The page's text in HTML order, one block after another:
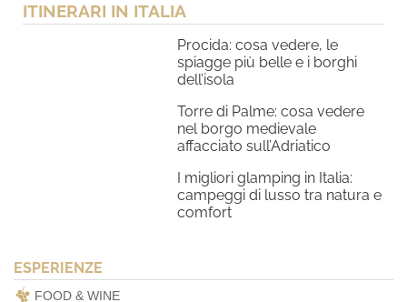
ITINERARI IN ITALIA
Procida: cosa vedere, le
spiagge più belle e i borghi
dell’isola
Torre di Palme: cosa vedere
nel borgo medievale
affacciato sull’Adriatico
I migliori glamping in Italia:
campeggi di lusso tra natura e
comfort
ESPERIENZE
FOOD & WINE